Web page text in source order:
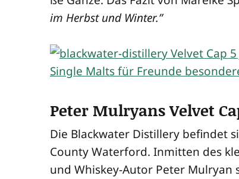
im Herbst und Winter.”
Peter Mulryans Velvet
Die Black­wa­ter Distil­lery befin­det
Coun­ty Water­ford. Inmit­ten des
und Whis­key-Autor Peter Mul­ryan